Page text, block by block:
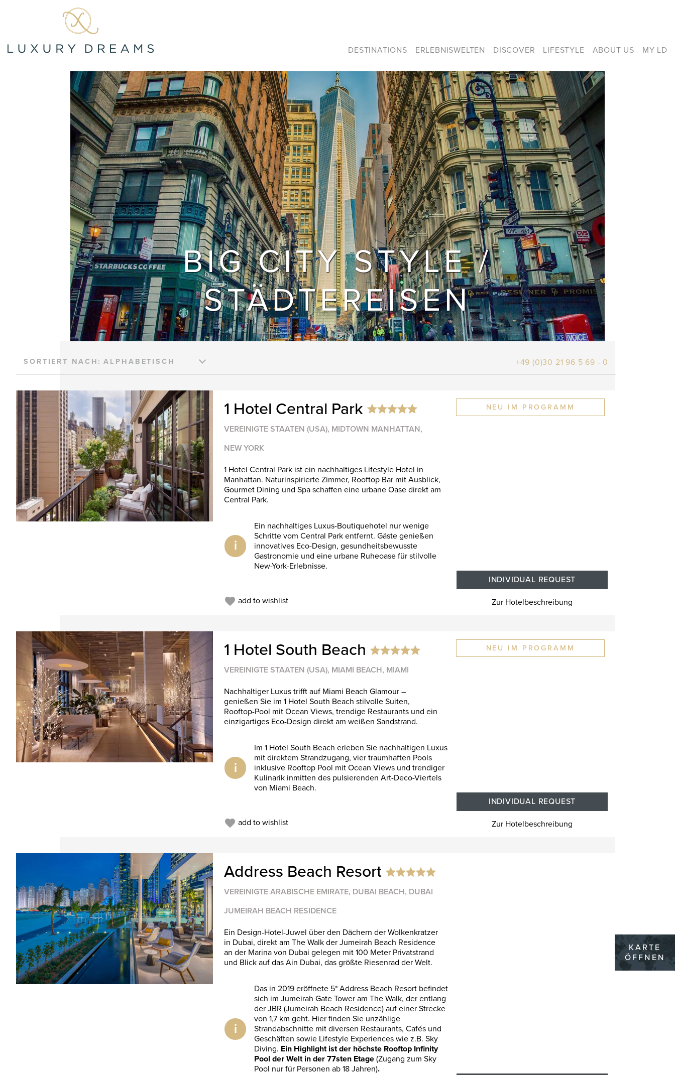
DESTINATIONS ERLEBNISWELTEN DISCOVER LIFESTYLE ABOUT US MY LD
BIG CITY STYLE /
STÄDTEREISEN
KARTE
ÖFFNEN
SORTIERT NACH: +49 (0)30 21 96 5 69 - 0
NEU IM PROGRAMM
1 Hotel Central Park
VEREINIGTE STAATEN (USA), MIDTOWN MANHATTAN,
NEW YORK
1 Hotel Central Park ist ein nachhaltiges Lifestyle Hotel in
Manhattan. Naturinspirierte Zimmer, Rooftop Bar mit Ausblick,
Gourmet Dining und Spa schaffen eine urbane Oase direkt am
Central Park.
i
Ein nachhaltiges Luxus-Boutiquehotel nur wenige
Schritte vom Central Park entfernt. Gäste genießen
innovatives Eco-Design, gesundheitsbewusste
Gastronomie und eine urbane Ruheoase für stilvolle
New-York-Erlebnisse.
INDIVIDUAL REQUEST
Zur Hotelbeschreibung
add to wishlist
NEU IM PROGRAMM
1 Hotel South Beach
VEREINIGTE STAATEN (USA), MIAMI BEACH, MIAMI
Nachhaltiger Luxus trifft auf Miami Beach Glamour –
genießen Sie im 1 Hotel South Beach stilvolle Suiten,
Rooftop-Pool mit Ocean Views, trendige Restaurants und ein
einzigartiges Eco-Design direkt am weißen Sandstrand.
i
Im 1 Hotel South Beach erleben Sie nachhaltigen Luxus
mit direktem Strandzugang, vier traumhaften Pools
inklusive Rooftop Pool mit Ocean Views und trendiger
Kulinarik inmitten des pulsierenden Art-Deco-Viertels
von Miami Beach.
INDIVIDUAL REQUEST
Zur Hotelbeschreibung
add to wishlist
Address Beach Resort
VEREINIGTE ARABISCHE EMIRATE, DUBAI BEACH, DUBAI
JUMEIRAH BEACH RESIDENCE
Ein Design-Hotel-Juwel über den Dächern der Wolkenkratzer
in Dubai, direkt am The Walk der Jumeirah Beach Residence
an der Marina von Dubai gelegen mit 100 Meter Privatstrand
und Blick auf das Ain Dubai, das größte Riesenrad der Welt.
i
Das in 2019 eröffnete 5* Address Beach Resort befindet
sich im Jumeirah Gate Tower am The Walk, der entlang
der JBR (Jumeirah Beach Residence) auf einer Strecke
von 1,7 km geht. Hier finden Sie unzählige
Strandabschnitte mit diversen Restaurants, Cafés und
Geschäften sowie Lifestyle Experiences wie z.B. Sky
Diving. Ein Highlight ist der höchste Rooftop Infinity
Pool der Welt in der 77sten Etage (Zugang zum Sky
Pool nur für Personen ab 18 Jahren).